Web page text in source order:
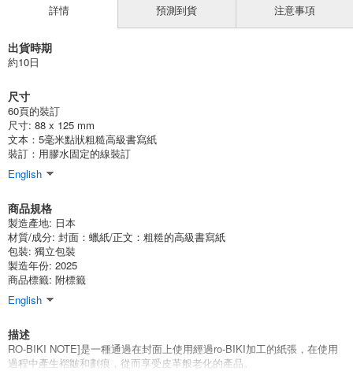
詳情
出貨時期
約10日
尺寸
60頁的裝訂
尺寸: 88 x 125 mm
文本：5毫米點狀粗糙高級書寫紙
裝訂：用膠水固定的線裝訂
English
商品規格
製造產地: 日本
材質/成分: 封面：蠟紙/正文：粗糙的高級書寫紙
包裝: 獨立包裝
製造年份: 2025
商品標籤: 附標籤
English
描述
RO-BIKI NOTE]是一種通過在封面上使用經過ro-BIKI加工的紙張，在使用
過程中產生褶皺和劃痕，從而享受皮革般老化的產品。
預測到貨 注意事項